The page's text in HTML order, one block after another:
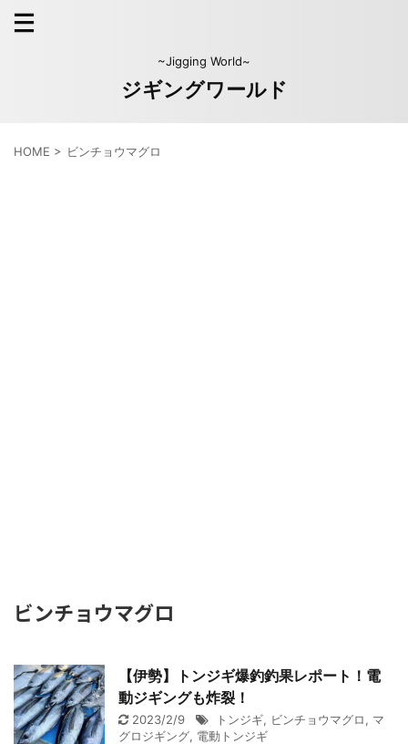
~Jigging World~
ジギングワールド
HOME > ビンチョウマグロ
ビンチョウマグロ
【伊勢】トンジギ爆釣釣果レポート！電
動ジギングも炸裂！
2023/2/9 トンジギ, ビンチョウマグロ, マ
グロジギング, 電動トンジギ